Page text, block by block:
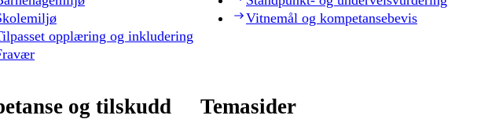
opplæring og inkludering
Vitnemål og kompetansebevis
og tilskudd Temasider